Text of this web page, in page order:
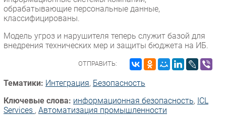
обрабатывающие персональные данные,
классифицированы.
Модель угроз и нарушителя теперь служит базой для
внедрения технических мер и защиты бюджета на ИБ.
ОТПРАВИТЬ:
Тематики: Интеграция, Безопасность
Ключевые слова: информационная безопасность, ICL
Services , Автоматизация промышленности